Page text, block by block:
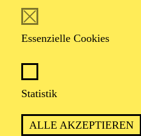
Essenzielle Cookies
Statistik
ALLE AKZEPTIEREN
Der Schwede Johan Inger
dem Nederlands Dans